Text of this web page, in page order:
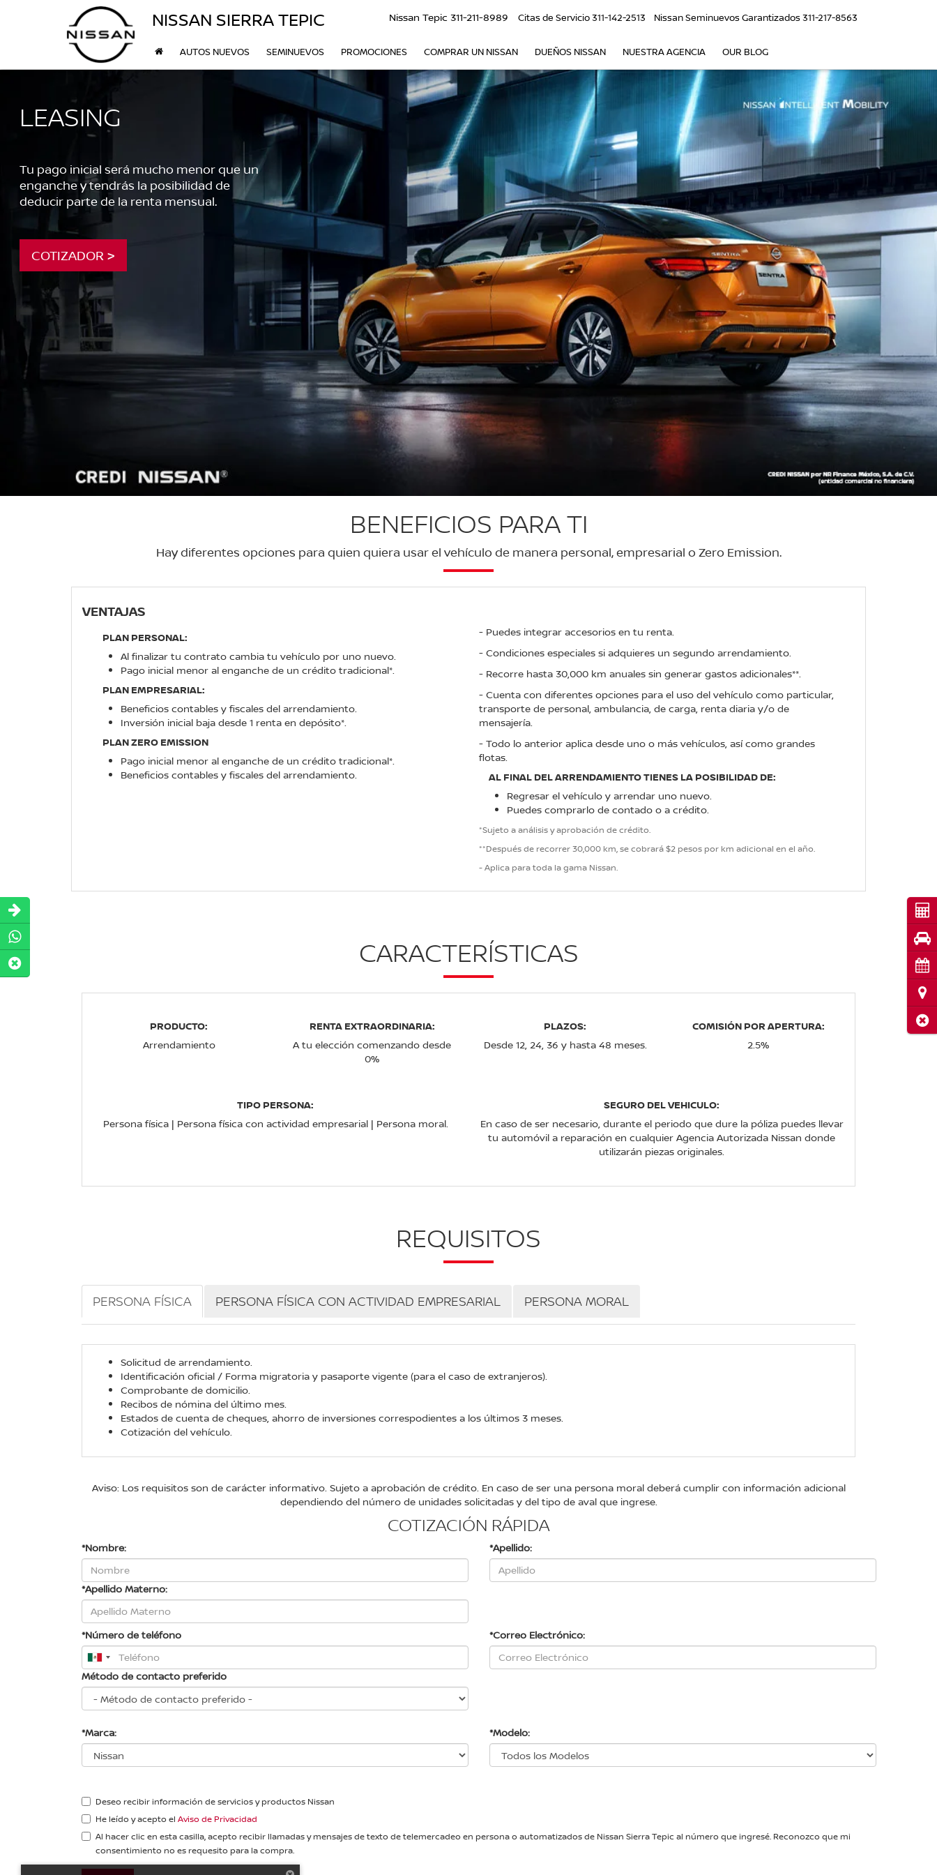
NISSAN SIERRA TEPIC Nissan Tepic 311-211-8989 Citas de Servicio311-142-2513 Nissan Seminuevos Garantizados311-217-8563
AUTOS NUEVOS SEMINUEVOS PROMOCIONES COMPRAR UN NISSAN DUEÑOS NISSAN NUESTRA AGENCIA OUR BLOG
LEASING
Tu pago inicial será mucho menor que un
enganche y tendrás la posibilidad de
deducir parte de la renta mensual.
COTIZADOR >
BENEFICIOS PARA TI
Hay diferentes opciones para quien quiera usar el vehículo de manera personal, empresarial o Zero Emission.
VENTAJAS
PLAN PERSONAL:
Al finalizar tu contrato cambia tu vehículo por uno nuevo.
Pago inicial menor al enganche de un crédito tradicional*.
PLAN EMPRESARIAL:
Beneficios contables y fiscales del arrendamiento.
Inversión inicial baja desde 1 renta en depósito*.
PLAN ZERO EMISSION
Pago inicial menor al enganche de un crédito tradicional*.
Beneficios contables y fiscales del arrendamiento.
- Puedes integrar accesorios en tu renta.
- Condiciones especiales si adquieres un segundo arrendamiento.
- Recorre hasta 30,000 km anuales sin generar gastos adicionales**.
- Cuenta con diferentes opciones para el uso del vehículo como particular,
transporte de personal, ambulancia, de carga, renta diaria y/o de
mensajería.
- Todo lo anterior aplica desde uno o más vehículos, así como grandes
flotas.
AL FINAL DEL ARRENDAMIENTO TIENES LA POSIBILIDAD DE:
Regresar el vehículo y arrendar uno nuevo.
Puedes comprarlo de contado o a crédito.
*Sujeto a análisis y aprobación de crédito.
**Después de recorrer 30,000 km, se cobrará $2 pesos por km adicional en el año.
- Aplica para toda la gama Nissan.
CARACTERÍSTICAS
PRODUCTO:
Arrendamiento
RENTA EXTRAORDINARIA:
A tu elección comenzando desde
0%
PLAZOS:
Desde 12, 24, 36 y hasta 48 meses.
COMISIÓN POR APERTURA:
2.5%
TIPO PERSONA:
Persona física | Persona física con actividad empresarial | Persona moral.
SEGURO DEL VEHICULO:
En caso de ser necesario, durante el periodo que dure la póliza puedes llevar
tu automóvil a reparación en cualquier Agencia Autorizada Nissan donde
utilizarán piezas originales.
REQUISITOS
PERSONA FÍSICA PERSONA FÍSICA CON ACTIVIDAD EMPRESARIAL PERSONA MORAL
Solicitud de arrendamiento.
Identificación oficial / Forma migratoria y pasaporte vigente (para el caso de extranjeros).
Comprobante de domicilio.
Recibos de nómina del último mes.
Estados de cuenta de cheques, ahorro de inversiones correspodientes a los últimos 3 meses.
Cotización del vehículo.
Aviso: Los requisitos son de carácter informativo. Sujeto a aprobación de crédito. En caso de ser una persona moral deberá cumplir con información adicional
dependiendo del número de unidades solicitadas y del tipo de aval que ingrese.
COTIZACIÓN RÁPIDA
*Nombre: *Apellido:
*Apellido Materno:
*Número de teléfono *Correo Electrónico:
Método de contacto preferido
*Marca: *Modelo:
Deseo recibir información de servicios y productos Nissan
He leído y acepto el Aviso de Privacidad
Al hacer clic en esta casilla, acepto recibir llamadas y mensajes de texto de telemercadeo en persona o automatizados de Nissan Sierra Tepic al número que ingresé. Reconozco que mi
consentimiento no es requesito para la compra.